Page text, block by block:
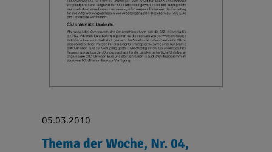
05.03.2010
Thema der Woche, Nr. 04,